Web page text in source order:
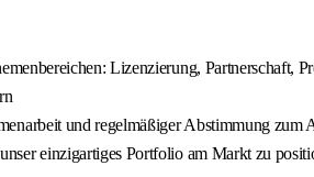
Lizenzierung, Partnerschaft,
und regelmäßiger Abstimmung
einzigartiges Portfolio am Markt zu